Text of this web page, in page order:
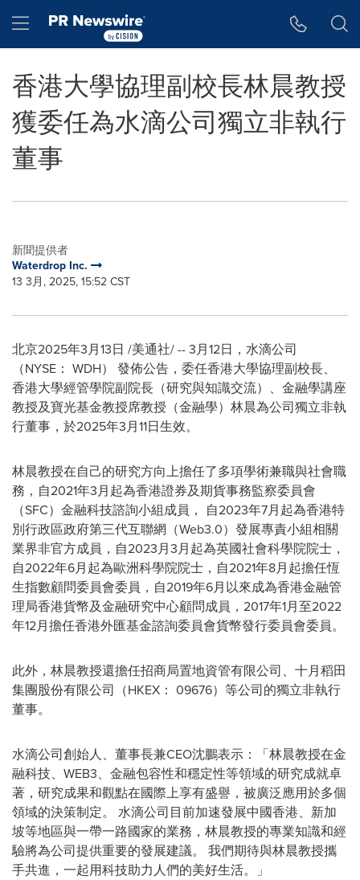
Hamburger menu
香港大學協理副校長林晨教授
獲委任為水滴公司獨立非執行
董事
新聞提供者
Waterdrop Inc.
13 3月, 2025, 15:52 CST
北京2025年3月13日 /美通社/ -- 3月12日，水滴公司
（NYSE： WDH） 發佈公告，委任香港大學協理副校長、
香港大學經管學院副院長（研究與知識交流）、金融學講座
教授及寶光基金教授席教授（金融學）林晨為公司獨立非執
行董事，於2025年3月11日生效。
林晨教授在自己的研究方向上擔任了多項學術兼職與社會職
務，自2021年3月起為香港證券及期貨事務監察委員會
（SFC）金融科技諮詢小組成員， 自2023年7月起為香港特
別行政區政府第三代互聯網（Web3.0）發展專責小組相關
業界非官方成員，自2023月3月起為英國社會科學院院士，
自2022年6月起為歐洲科學院院士，自2021年8月起擔任恆
生指數顧問委員會委員，自2019年6月以來成為香港金融管
理局香港貨幣及金融研究中心顧問成員，2017年1月至2022
年12月擔任香港外匯基金諮詢委員會貨幣發行委員會委員。
此外，林晨教授還擔任招商局置地資管有限公司、十月稻田
集團股份有限公司（HKEX： 09676）等公司的獨立非執行
董事。
水滴公司創始人、董事長兼CEO沈鵬表示：「林晨教授在金
融科技、WEB3、金融包容性和穩定性等領域的研究成就卓
著，研究成果和觀點在國際上享有盛譽，被廣泛應用於多個
領域的決策制定。 水滴公司目前加速發展中國香港、新加
坡等地區與一帶一路國家的業務，林晨教授的專業知識和經
驗將為公司提供重要的發展建議。 我們期待與林晨教授攜
手共進，一起用科技助力人們的美好生活。」